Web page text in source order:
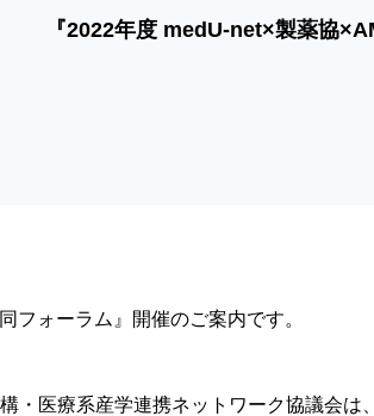
『2022年度 medU-net×製薬協
フォーラム』開催のご案内です。
・医療系産学連携ネットワーク協議会は